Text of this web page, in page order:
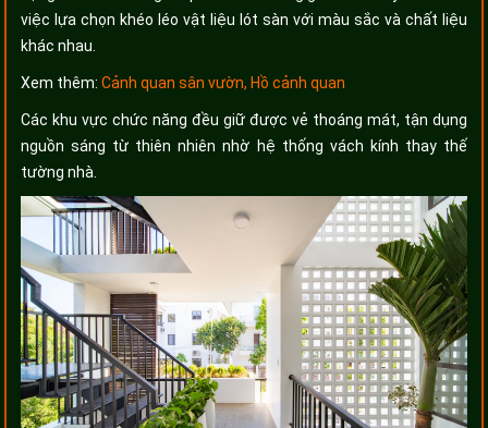
việc lựa chọn khéo léo vật liệu lót sàn với màu sắc và chất liệu
khác nhau.
Xem thêm:Cảnh quan sân vườn, Hồ cảnh quan
Các khu vực chức năng đều giữ được vẻ thoáng mát, tận dụng
nguồn sáng từ thiên nhiên nhờ hệ thống vách kính thay thế
tường nhà.